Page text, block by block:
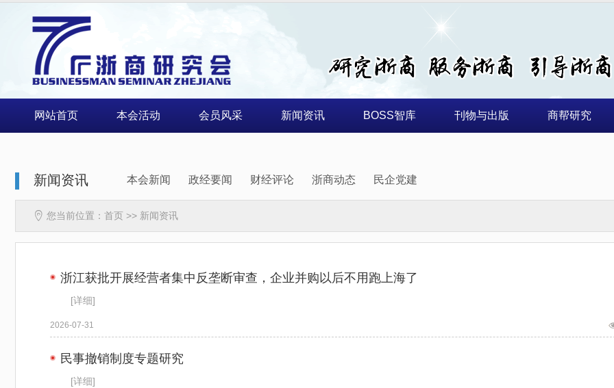
网站首页 本会活动 会员风采 新闻资讯 BOSS智库 刊物与出版 商帮研究
新闻资讯 本会新闻 政经要闻 财经评论 浙商动态 民企党建
 您当前位置： 首页 >> 新闻资讯
浙江获批开展经营者集中反垄断审查，企业并购以后不用跑上海了
[详细]
2026-07-31
民事撤销制度专题研究
[详细]